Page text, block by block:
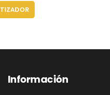
Información